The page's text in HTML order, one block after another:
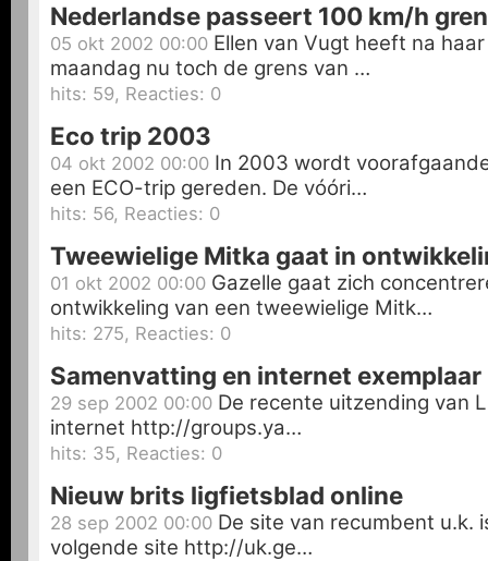
Nederlandse passeert 100 km/h
05 okt 2002 00:00 Ellen van Vugt heeft na
maandag nu toch de grens van …
hits: 59, Reacties: 0
Eco trip 2003
04 okt 2002 00:00 In 2003 wordt
een ECO-trip gereden. De vóóri…
hits: 56, Reacties: 0
Tweewielige Mitka gaat in
01 okt 2002 00:00 Gazelle gaat zich
ontwikkeling van een tweewielige Mitk…
hits: 275, Reacties: 0
Samenvatting en internet
29 sep 2002 00:00 De recente uitzending van
internet http://groups.ya…
hits: 35, Reacties: 0
Nieuw brits ligfietsblad online
28 sep 2002 00:00 De site van recumbent u.k.
volgende site http://uk.ge…